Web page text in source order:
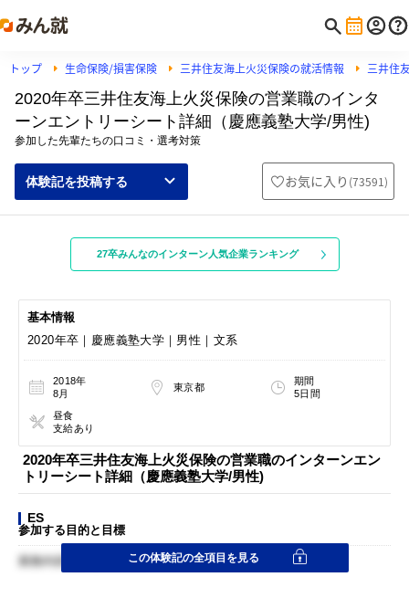
トップ 生命保険/損害保険 三井住友海上火災保険の就活情報 三井住
2020年卒三井住友海上火災保険の営業職のインタ
ーンエントリーシート詳細（慶應義塾大学/男性)
参加した先輩たちの口コミ・選考対策
体験記を投稿する お気に入り (73591)
27卒みんなのインターン人気企業ランキング
基本情報
2020年卒｜慶應義塾大学｜男性｜文系
2018年
8月
東京都
期間
5日間
昼食
支給あり
2020年卒三井住友海上火災保険の営業職のインターンエン
トリーシート詳細（慶應義塾大学/男性)
ES
参加する目的と目標
業務内容理解と自己成長この体験記の全項目を見る